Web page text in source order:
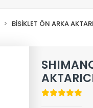
BİSİKLET ÖN ARKA